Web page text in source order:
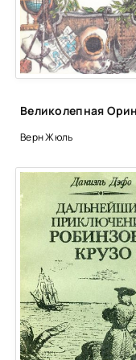
24
25
26
30
Верн Жюль